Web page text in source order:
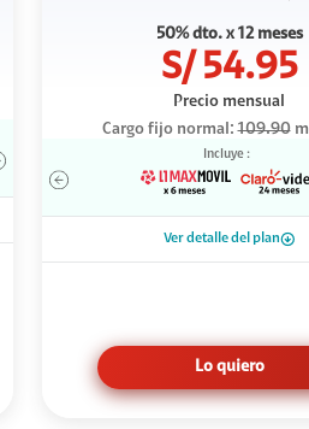
50% dto. x 12 meses
S/ 54.95
Precio mensual
Cargo fijo normal: 109.90
Incluye :
Ver detalle del plan
Lo quiero